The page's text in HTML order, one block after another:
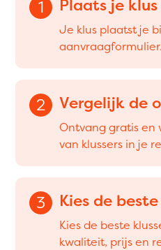
1 Plaats je klus
Je klus plaatst je
aanvraagformulier.
2 Vergelijk de
Ontvang gratis
van klussers in je
3 Kies de
Kies de beste
kwaliteit, prijs en